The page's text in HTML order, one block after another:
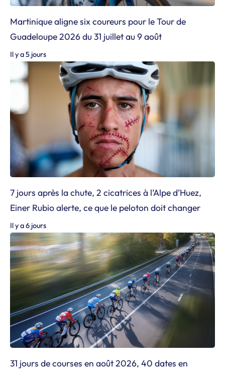
Martinique aligne six coureurs pour le Tour de
Guadeloupe 2026 du 31 juillet au 9 août
Il y a 5 jours
7 jours après la chute, 2 cicatrices à l’Alpe d’Huez,
Einer Rubio alerte, ce que le peloton doit changer
Il y a 6 jours
31 jours de courses en août 2026, 40 dates en